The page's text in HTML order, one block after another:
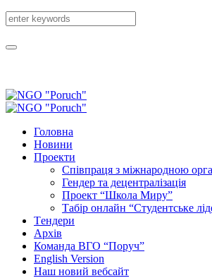
Головна
Новини
Проекти
Співпраця з міжнародною
Гендер та децентралізація
Проект “Школа Миру”
Табір онлайн “Студентське
Tендери
Архів
Команда ВГО “Поруч”
English Version
Наш новий вебсайт